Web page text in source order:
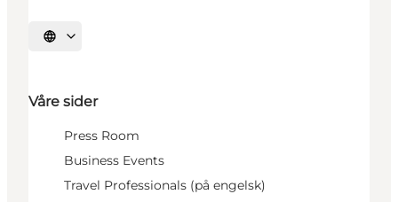
Velg språk
Våre sider
Press Room
Business Events
Travel Professionals (på engelsk)